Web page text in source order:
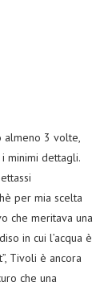
almeno 3 volte,
minimi dettagli.
per mia scelta
che meritava una
in cui l’acqua è
Tivoli è ancora
che una